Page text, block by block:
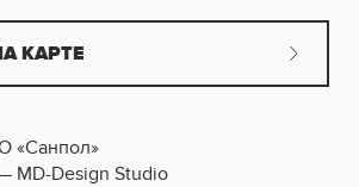
КАРТЕ
«Санпол»
MD-Design Studio